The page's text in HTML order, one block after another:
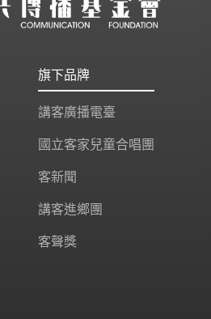
旗下品牌
講客廣播電臺
國立客家兒童合唱團
客新聞
講客進鄉團
客聲獎